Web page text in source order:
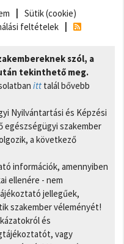
Sütik (cookie)
feltételek
szól, a
tekinthető meg.
itt talál bővebb
Nyilvántartási és Képzési
egészségügyi szakember
a következő
információk, amennyiben
ellenére - nem
jellegűek,
szakember véleményét!
és
vagy